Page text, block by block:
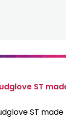
ST
ST made